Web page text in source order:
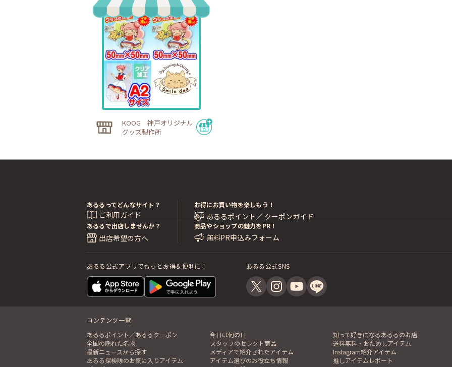
KOOG 神戸オリジナル
グッズ製作所
あるるってどんなサイト？
ご利用ガイド
お得にお買い物を楽しもう！
あるるポイント／ クーポンガイド
あるるで出店しませんか？
出店希望の方へ
商品やショップの魅力をPR！
無料PR申込みフォーム
あるる公式アプリでもっとお得＆便利に！ あるる公式SNS
コンテンツ一覧
あるるポイント／あるるクーポン
今日は何の日
知って好きになるあるるのお店
全国の隠れた名物
スタッフのセレクト商品
送料無料・おためしアイテム
最新ニュースから探す
メディアで紹介されたアイテム
Instagram紹介アイテム
あるる探検隊のお気に入りアイテム
アイテム選びのお役立ち情報
推しアイテムレポート